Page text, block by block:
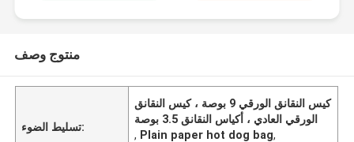
منتوج وصف
تسليط الضوء:
كيس النقانق الورقي 9 بوصة ، كيس النقانق
الورقي العادي ، أكياس النقانق 3.5 بوصة
, Plain paper hot dog bag,